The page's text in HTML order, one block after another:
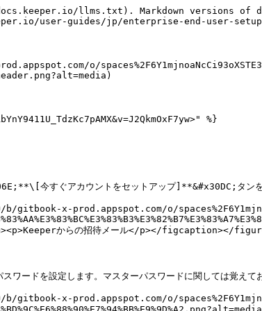
alt=""><figcaption><p>Keeperダウンロードページ</p></figcaption></figure>

## レコードの作成

パスワード、データベース、SSHキー、銀行口座などの機密情報はデジタルボルトに「レコード」として保存され、256ビットAESを使用してデバイス上で暗号化されます。

まず、**\[+ 新規作成]** > **\[レコード]** の順にクリックします。

* ドロップダウンメニューから \[[レコードタイプ](/enterprise-guide/jp/record-types.md)] を選択します (デフォルトのタイプは「ログイン情報」となります)。
* レコードの名前を入力して、**\[次へ]** をクリックします。
* ログイン情報 (ユーザー名またはメールアドレス) を入力します。
* パスワードを入力するか**サイコロアイコン**をクリックしてパスワードを生成します (詳細については[こちらのページ](/user-guides/jp/web-vault.md#password-generator)をご参照ください)。
* ウェブサイトのアドレスを入力します。
* 必要に応じてメモを入力し、[ファイルと写真](/user-guides/jp/web-vault.md#secure-file-storage)、[2要素認証コード](/user-guides/jp/web-vault.md#two-factor-codes-for-totp-1)、[カスタムフィールド](/user-guides/jp/web-vault.md#custom-fields-1)を追加します。
* **\[保存]** をクリックして完了します。

<figure><img src="https://docs.keeper.io/~gitbook/image?url=https%3A%2F%2F914511346-files.gitbook.io%2F%7E%2Ffiles%2Fv0%2Fb%2Fgitbook-x-prod.appspot.com%2Fo%2Fspaces%252F-LSGVtOTYUIkVBoYtFvK%252Fuploads%252FwCRiPzHvoWtI2s8ucqXh%252F2023-04-12_12-45-57%2520%281%29.gif%3Falt%3Dmedia%26token%3D3001ad83-17b3-4bd8-8507-9cddf8630b02&#x26;width=768&#x26;dpr=4&#x26;quality=100&#x26;sign=26611e50&#x26;sv=2" alt=""><figcaption></figcaption></figure>

{% hint style="info" %}
詳細については、[ウェブボルト (保管庫) とデスクトップアプリのページ](/user-guides/jp/web-vault.md)をご参照ください。
{% endhint %}

## KeeperFillによる自動入力

Keeperのブラウザ拡張機能はKeeperFillと呼ばれており、ログイン情報とパスワードを自動的に入力してくれます。KeeperFillはすべてのウェブブラウザでご利用になれますので、[弊社のダウンロードページ](https://www.keepersecurity.com/ja_JP/download.html?t=v)にアクセスしてダウンロードしましょう。

レコードはホーム画面にリストとして表示され、上部に「提案されたレコード」が表示されるので、現在アクセスしているウェブサイトに一致する認証情報を簡単に入力できます。レコードを選択し、**\[自動入力]** をクリックすると、ウェブサイトのログインフォームに認証情報が入力されます。

<figure><img src="https://2985347814-files.gitbook.io/~/files/v0/b/gitbook-x-prod.appspot.com/o/spaces%2F6Y1mjnoaNcCi93oXSTE3%2Fuploads%2Fgit-blob-0707dd36b791ba7681e59f89f3a5f9de1dbfbb2d%2FKeeperFill%E3%83%95%E3%82%99%E3%83%A9%E3%82%A6%E3%82%B5%E3%82%99%E6%8B%A1%E5%BC%B5.webp?alt=media" alt=""><figcaption><p>KeeperFillブラウザ拡張機能</p></figcaption></figure>

## アカウントの復元

初回ログイン後、24語から成るアカウントリカバリフレーズを使用したアカウントリカバリを設定する機会があります。リカバリフレーズを設定すると、マスターパスワードを忘れてしまった場合に素早くアクセスを回復するのに役立ちます。

生成したリカバリフレーズはコピーするかダウンロードして安全な場所に保管するようにしてください。

{% hint style="info" %}
アカウント復旧ができない場合でも、Keeperの管理者によってユーザーのボルトを別のKeeperアカウントへ移管できる場合があります。
{% endhint %}

<figure><img src="https://2985347814-files.gitbook.io/~/files/v0/b/gitbook-x-